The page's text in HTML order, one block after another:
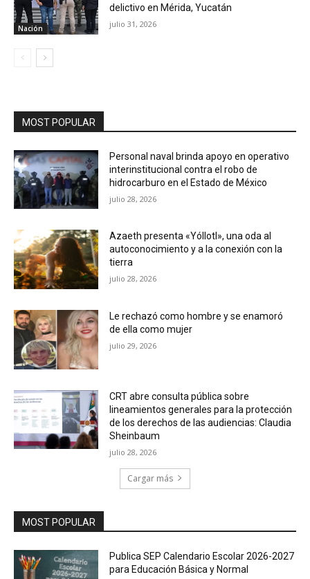
Nación
delictivo en Mérida, Yucatán
julio 31, 2026
MOST POPULAR
Personal naval brinda apoyo en operativo
interinstitucional contra el robo de
hidrocarburo en el Estado de México
julio 28, 2026
Azaeth presenta «Yóllotl», una oda al
autoconocimiento y a la conexión con la
tierra
julio 28, 2026
Le rechazó como hombre y se enamoró
de ella como mujer
julio 29, 2026
CRT abre consulta pública sobre
lineamientos generales para la protección
de los derechos de las audiencias: Claudia
Sheinbaum
julio 28, 2026
Cargar más
MOST POPULAR
Publica SEP Calendario Escolar 2026-2027
para Educación Básica y Normal